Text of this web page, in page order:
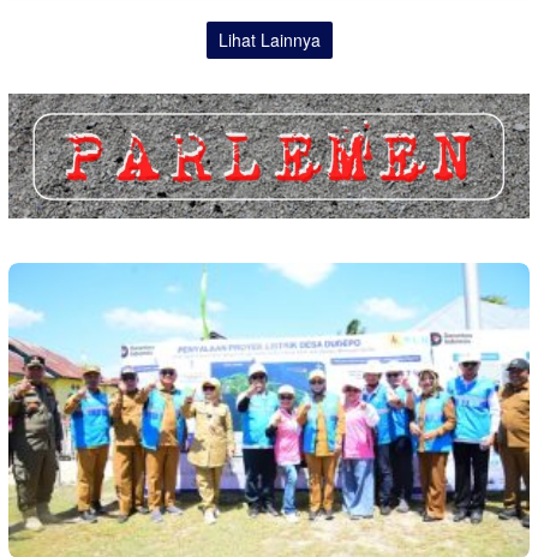
Lihat Lainnya